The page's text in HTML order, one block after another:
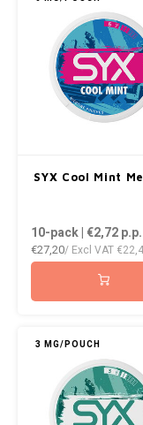
SYX Cool Mint
10-pack | €2,72p.p.
€27,20/ Excl VAT
3 MG/POUCH